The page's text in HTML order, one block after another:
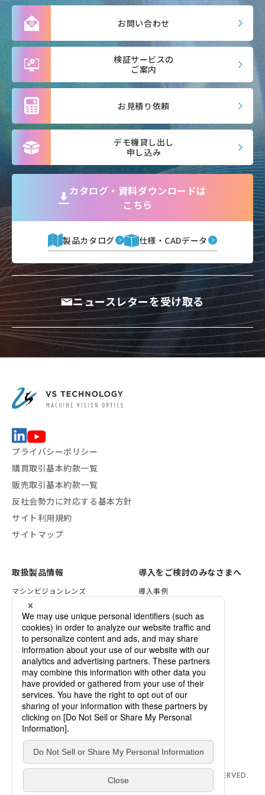
お問い合わせ
検証サービスの
ご案内
お見積り依頼
デモ機貸し出し
申し込み
カタログ・資料ダウンロードは
こちら
製品カタログ 仕様・CADデータ
ニュースレターを受け取る
プライバシーポリシー
購買取引基本約款一覧
販売取引基本約款一覧
反社会勢力に対応する基本方針
サイト利用規約
サイトマップ
取扱製品情報
マシンビジョンレンズ
VSTライティング
画像処理ソリューション
セキュリティレンズ
各種資料一覧
導入をご検討のみなさまへ
導入事例
照明の選定方法
検証サービスのご案内
デモ機のご依頼
カスタマイズのご案内
企業情報
ニュース
採用情報
ご依頼・お問い合わせ
VSTrend
COPYRIGHT © 2024 VS TECHNOLOGY ALL RIGHTS RESERVED.
HU ICP REF. NO. 19035806-1